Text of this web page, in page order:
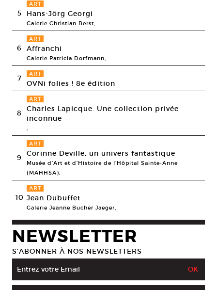
5
ART
Hans-Jörg Georgi
Galerie Christian Berst,
6
ART
Affranchi
Galerie Patricia Dorfmann,
7 ART
OVNi folies ! 8e édition
8
ART
Charles Lapicque. Une collection privée
inconnue
,
9
ART
Corinne Deville, un univers fantastique
Musée d’Art et d’Histoire de l’Hôpital Sainte-Anne
(MAHHSA),
10
ART
Jean Dubuffet
Galerie Jeanne Bucher Jaeger,
NEWSLETTER
S’ABONNER À NOS NEWSLETTERS